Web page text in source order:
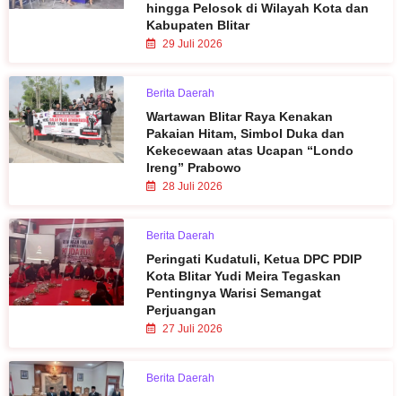
hingga Pelosok di Wilayah Kota dan
Kabupaten Blitar
29 Juli 2026
Berita Daerah
Wartawan Blitar Raya Kenakan
Pakaian Hitam, Simbol Duka dan
Kekecewaan atas Ucapan “Londo
Ireng” Prabowo
28 Juli 2026
Berita Daerah
Peringati Kudatuli, Ketua DPC PDIP
Kota Blitar Yudi Meira Tegaskan
Pentingnya Warisi Semangat
Perjuangan
27 Juli 2026
Berita Daerah